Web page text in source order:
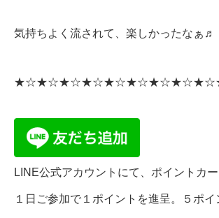
気持ちよく流されて、楽しかったなぁ♬
LINE公式アカウントにて、ポイントカ
１日ご参加で１ポイントを進呈。５ポイ